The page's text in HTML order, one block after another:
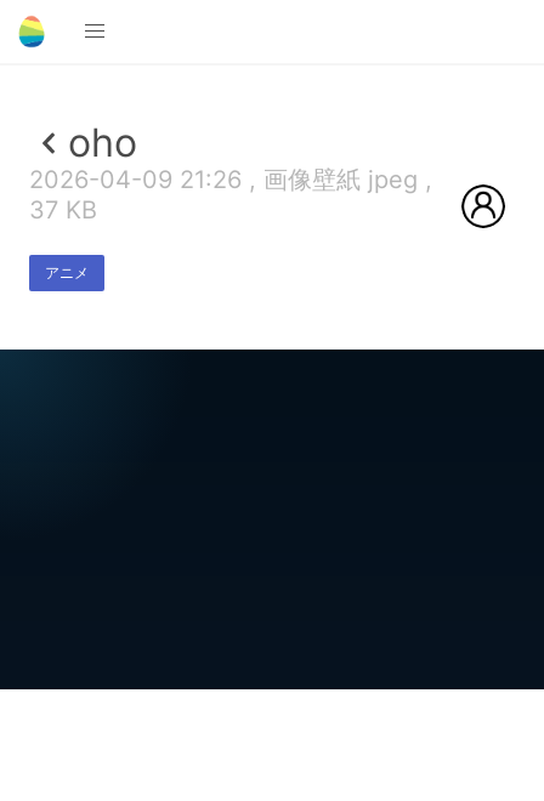
oho
2026-04-09 21:26 , 画像壁紙 jpeg ,
37 KB
アニメ